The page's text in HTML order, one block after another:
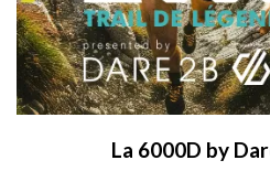
La 6000D by